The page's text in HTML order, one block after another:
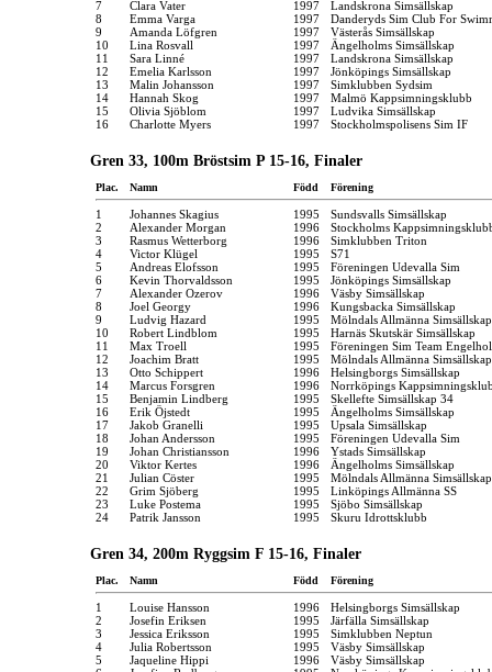
7
Clara Vater 1997
Landskrona Simsällskap
8
Emma Varga 1997
Danderyds Sim Club For
9
Amanda Löfgren 1997
Västerås Simsällskap
10
Lina Rosvall 1997
Ängelholms Simsällskap
11
Sara Linné 1997
Landskrona Simsällskap
12
Emelia Karlsson 1997
Jönköpings Simsällskap
13
Malin Johansson 1997
Simklubben Sydsim
14
Hannah Skog 1997
Malmö Kappsimningsklubb
15
Olivia Sjöblom 1997
Ludvika Simsällskap
16
Charlotte Myers 1997 Stockholmspolisens Sim IF
Gren 33, 100m Bröstsim P 15-16, Finaler
Plac. Namn Född Förening
1 Johannes Skagius 1995
Sundsvalls Simsällskap
2
Alexander Morgan 1996
Stockholms
3
Rasmus Wetterborg 1996
Simklubben Triton
4
Victor Klügel 1995
S71
5
Andreas Elofsson 1995
Föreningen Udevalla Sim
6
Kevin Thorvaldsson 1995
Jönköpings Simsällskap
7
Alexander Ozerov 1996
Väsby Simsällskap
8
Joel Georgy 1996
Kungsbacka Simsällskap
9
Ludvig Hazard 1995
Mölndals Allmänna Simsällskap
10
Robert Lindblom 1995
Harnäs Skutskär Simsällskap
11
Max Troell 1995
Föreningen Sim Team
12
Joachim Bratt 1995
Mölndals Allmänna Simsällskap
13
Otto Schippert 1996
Helsingborgs Simsällskap
14
Marcus Forsgren 1996
Norrköpings
15
Benjamin Lindberg 1995
Skellefte Simsällskap 34
16
Erik Öjstedt 1995
Ängelholms Simsällskap
17
Jakob Granelli 1995
Upsala Simsällskap
18
Johan Andersson 1995
Föreningen Udevalla Sim
19
Johan Christiansson 1996
Ystads Simsällskap
20
Viktor Kertes 1996
Ängelholms Simsällskap
21
Julian Cöster 1995
Mölndals Allmänna Simsällskap
22
Grim Sjöberg 1995
Linköpings Allmänna SS
23
Luke Postema 1995
Sjöbo Simsällskap
24
Patrik Jansson 1995 Skuru Idrottsklubb
Gren 34, 200m Ryggsim F 15-16, Finaler
Plac. Namn Född Förening
1 Louise Hansson 1996
Helsingborgs Simsällskap
2
Josefin Eriksen 1995
Järfälla Simsällskap
3
Jessica Eriksson 1995
Simklubben Neptun
4
Julia Robertsson 1995
Väsby Simsällskap
5
Jaqueline Hippi 1996
Väsby Simsällskap